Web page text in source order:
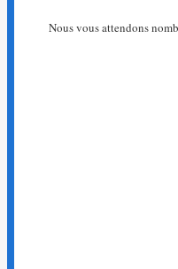
Nous vous attendons